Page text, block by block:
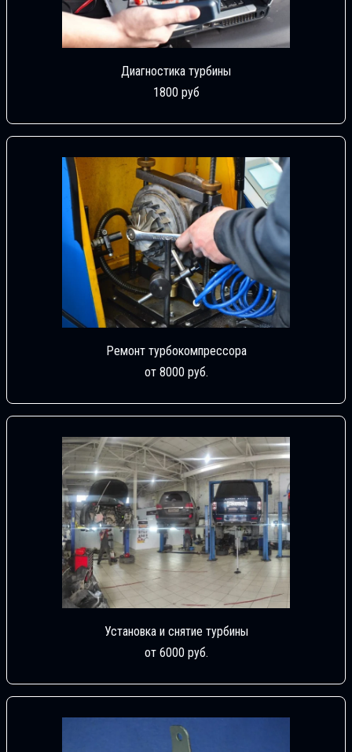
Диагностика турбины
1800 руб
Ремонт турбокомпрессора
от 8000 руб.
Установка и снятие турбины
от 6000 руб.